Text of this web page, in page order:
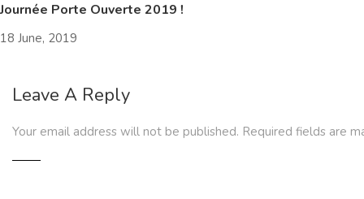
Journée Porte Ouverte 2019 !
18 June, 2019
Leave A Reply
Your email address will not be published. Required fields are